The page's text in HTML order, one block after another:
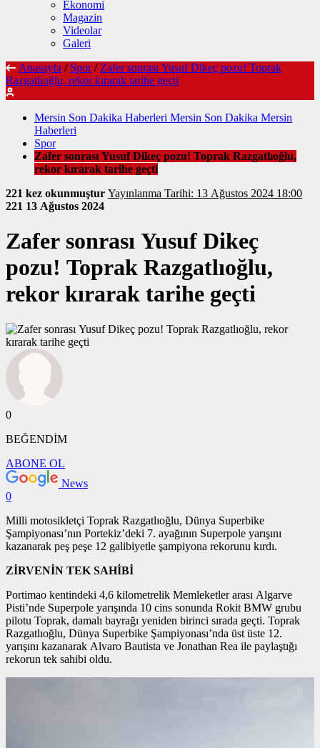
Ekonomi
Magazin
Videolar
Galeri
Anasayfa / Spor / Zafer sonrası Yusuf Dikeç pozu! Toprak
Razgatlıoğlu, rekor kırarak tarihe geçti
Mersin Son Dakika Haberleri Mersin Son Dakika Mersin
Haberleri
Spor
Zafer sonrası Yusuf Dikeç pozu! Toprak Razgatlıoğlu,
rekor kırarak tarihe geçti
221 kez okunmuştur
Yayınlanma Tarihi: 13 Ağustos 2024 18:00
221 13 Ağustos 2024
Zafer sonrası Yusuf Dikeç
pozu! Toprak Razgatlıoğlu,
rekor kırarak tarihe geçti
0
BEĞENDİM
ABONE OL
News
0
Milli motosikletçi Toprak Razgatlıoğlu, Dünya Superbike
Şampiyonası’nın Portekiz’deki 7. ayağının Superpole yarışını
kazanarak peş peşe 12 galibiyetle şampiyona rekorunu kırdı.
ZİRVENİN TEK SAHİBİ
Portimao kentindeki 4,6 kilometrelik Memleketler arası Algarve
Pisti’nde Superpole yarışında 10 cins sonunda Rokit BMW grubu
pilotu Toprak, damalı bayrağı yeniden birinci sırada geçti. Toprak
Razgatlıoğlu, Dünya Superbike Şampiyonası’nda üst üste 12.
yarışını kazanarak Alvaro Bautista ve Jonathan Rea ile paylaştığı
rekorun tek sahibi oldu.